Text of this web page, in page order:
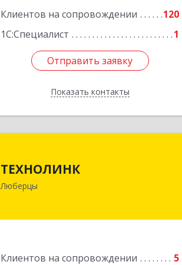
Клиентов на сопровождении
120
1С:Специалист
1
Отправить заявку
Показать контакты
Отправить заявку
Назад
ТЕХНОЛИНК
Люберцы
Клиентов на сопровождении 5
Подробнее